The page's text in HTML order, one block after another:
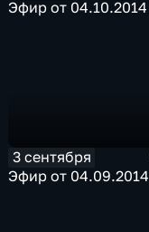
Эфир от 04.10.2014
3 сентября
Эфир от 04.09.2014